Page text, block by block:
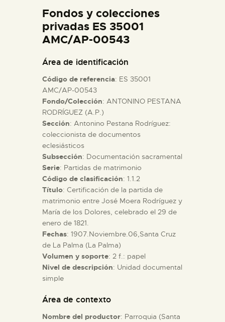
ESPAÑOL
ACTIVIDADES
█
EL MUSEO
COLECCIONES
DIDÁCTICA
ESPAÑOL
Fondos y colecciones
privadas ES 35001
AMC/AP-00543
Área de identificación
Código de referencia: ES 35001
AMC/AP-00543
Fondo/Colección: ANTONINO PESTANA
RODRÍGUEZ (A.P.)
Sección: Antonino Pestana Rodríguez:
coleccionista de documentos
eclesiásticos
Subsección: Documentación sacramental
Serie: Partidas de matrimonio
Código de clasificación: 1.1.2
Título: Certificación de la partida de
matrimonio entre José Moera Rodríguez y
María de los Dolores, celebrado el 29 de
enero de 1821.
Fechas: 1907.Noviembre.06,Santa Cruz
de La Palma (La Palma)
Volumen y soporte: 2 f.: papel
Nivel de descripción: Unidad documental
simple
Área de contexto
Nombre del productor: Parroquia (Santa